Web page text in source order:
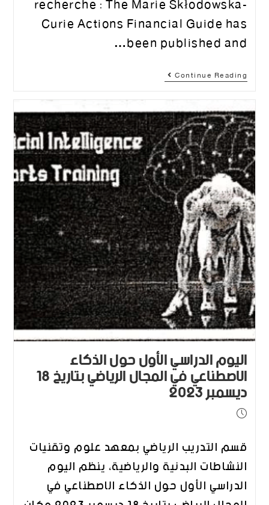
Curie Actions Financial Guide has
been published and…
Continue Reading
اليوم الدراسي الأول حول الذكاء الاصطناعي في المجال الرياضي بتاريخ 18 ديسمبر 2023
قسم التدريب الرياضي بمعهد علوم وتقنيات
النشاطات البدنية والرياضية، ينظم اليوم
الدراسي الأول حول الذكاء الاصطناعي في